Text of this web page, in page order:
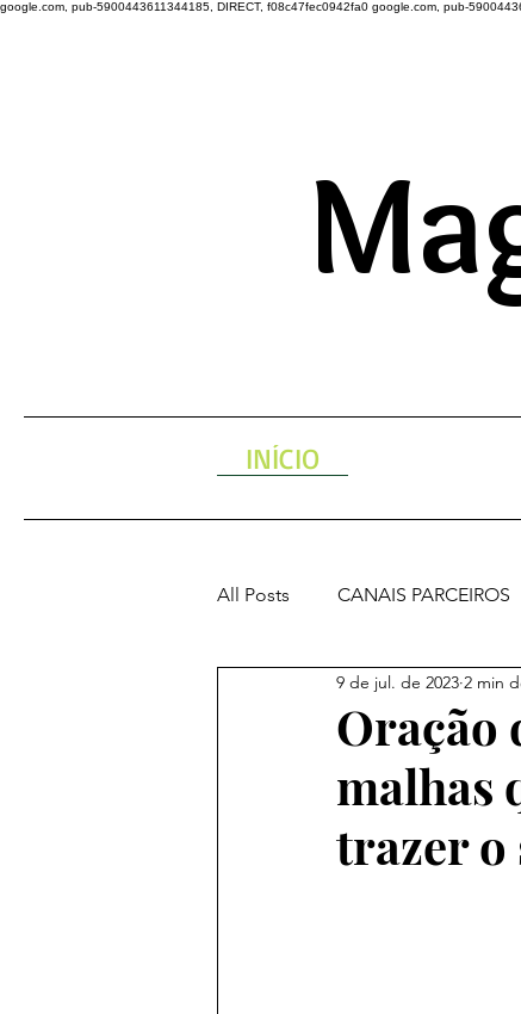
google.com, pub-5900443611344185, DIRECT, f08c47fec0942fa0 google.com, pub-
A ENERGIA
INÍCIO
All Posts CANAIS PARCEIROS
ORAÇÕES PODEROSAS
Oração
malhas
trazer o
9 de jul. de 2023 2 min